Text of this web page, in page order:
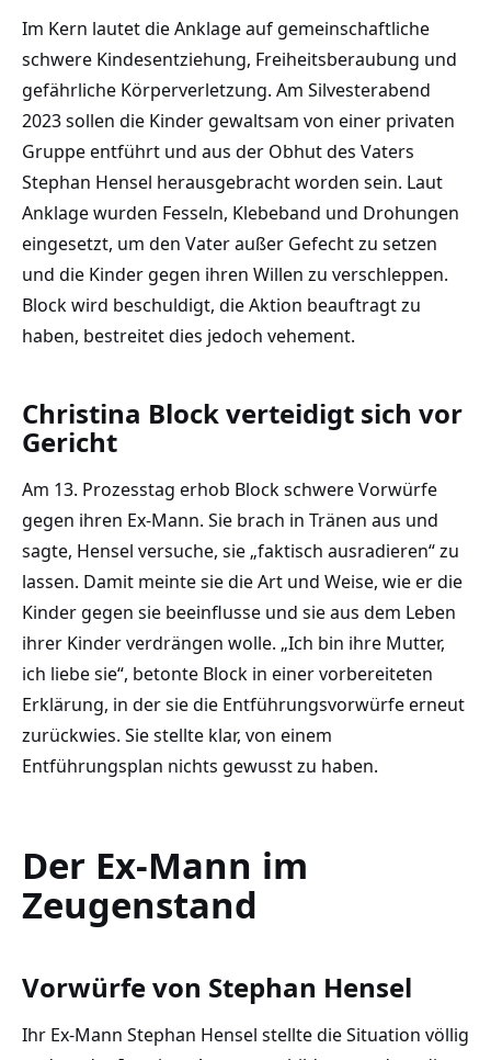
Im Kern lautet die Anklage auf gemeinschaftliche
schwere Kindesentziehung, Freiheitsberaubung und
gefährliche Körperverletzung. Am Silvesterabend
2023 sollen die Kinder gewaltsam von einer privaten
Gruppe entführt und aus der Obhut des Vaters
Stephan Hensel herausgebracht worden sein. Laut
Anklage wurden Fesseln, Klebeband und Drohungen
eingesetzt, um den Vater außer Gefecht zu setzen
und die Kinder gegen ihren Willen zu verschleppen.
Block wird beschuldigt, die Aktion beauftragt zu
haben, bestreitet dies jedoch vehement.
Christina Block verteidigt sich vor
Gericht
Am 13. Prozesstag erhob Block schwere Vorwürfe
gegen ihren Ex-Mann. Sie brach in Tränen aus und
sagte, Hensel versuche, sie „faktisch ausradieren“ zu
lassen. Damit meinte sie die Art und Weise, wie er die
Kinder gegen sie beeinflusse und sie aus dem Leben
ihrer Kinder verdrängen wolle. „Ich bin ihre Mutter,
ich liebe sie“, betonte Block in einer vorbereiteten
Erklärung, in der sie die Entführungsvorwürfe erneut
zurückwies. Sie stellte klar, von einem
Entführungsplan nichts gewusst zu haben.
Der Ex-Mann im
Zeugenstand
Vorwürfe von Stephan Hensel
Ihr Ex-Mann Stephan Hensel stellte die Situation völlig